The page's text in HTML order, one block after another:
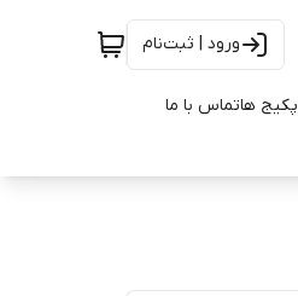
ورود | ثبت‌نام
پکیج هاتماس با ما